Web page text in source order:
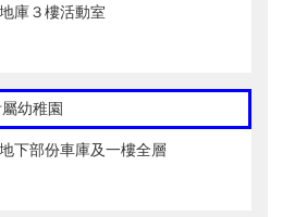
庫３樓活動室
幼稚園
下部份車庫及一樓全層